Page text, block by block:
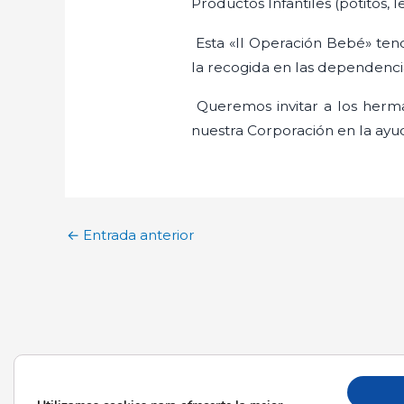
Productos Infantiles (potitos,
Esta «II Operación Bebé»
la recogida en las
Queremos invitar a los
nuestra Corporación en la
← Entrada anterior